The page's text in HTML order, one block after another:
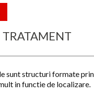
TRATAMENT
sunt structuri formate
in functie de localizare.